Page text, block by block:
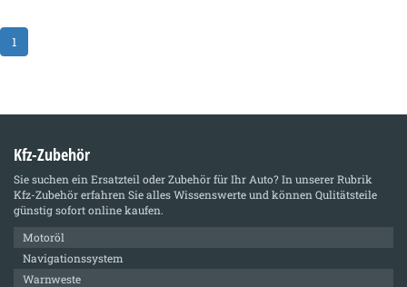
1
Kfz-Zubehör
Sie suchen ein Ersatzteil oder Zubehör für Ihr Auto? In unserer Rubrik
Kfz-Zubehörerfahren Sie alles Wissenswerte und können Qulitätsteile
günstig sofort online kaufen.
Motoröl
Navigationssystem
Warnweste